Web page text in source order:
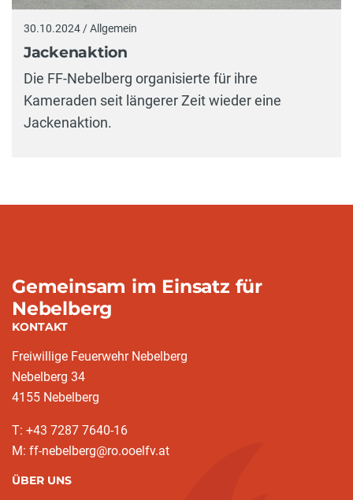
30.10.2024 / Allgemein
Jackenaktion
Die FF-Nebelberg organisierte für ihre
Kameraden seit längerer Zeit wieder eine
Jackenaktion.
Gemeinsam im Einsatz für
Nebelberg
KONTAKT
Freiwillige Feuerwehr Nebelberg
Nebelberg 34
4155 Nebelberg
T: +43 7287 7640-16
M: ff-nebelberg@ro.ooelfv.at
ÜBER UNS